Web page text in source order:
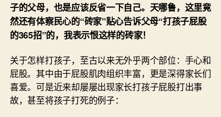
子的父母，也是应该反省一下自己。天哪鲁，这里竟
然还有体察民心的“砖家”贴心告诉父母“打孩子屁股
的365招”的，我表示恨这样的砖家！
关于怎样打孩子，至古以来无外乎两个部位：手心和
屁股。其中由于屁股肌肉组织丰富，更是深得家长们
喜爱。可是近来却屡屡出现家长打孩子屁股打出事
故，甚至将孩子打死的例子：